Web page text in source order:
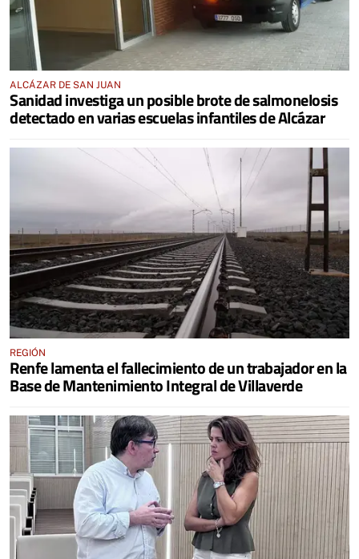
ALCÁZAR DE SAN JUAN
Sanidad investiga un posible brote de salmonelosis
detectado en varias escuelas infantiles de Alcázar
REGIÓN
Renfe lamenta el fallecimiento de un trabajador en la
Base de Mantenimiento Integral de Villaverde